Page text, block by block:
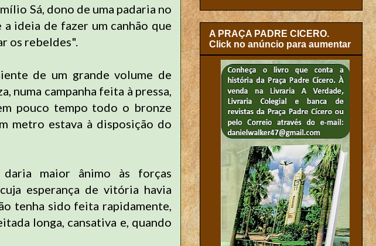
Sá, dono de uma padaria no
ideia de fazer um canhão que
os rebeldes".
de um grande volume de
numa campanha feita à pressa,
pouco tempo todo o bronze
metro estava à disposição do
daria maior ânimo às forças
esperança de vitória havia
tenha sido feita rapidamente,
longa, cansativa e, quando
A PRAÇA PADRE CICERO.
Click no anúncio para aumentar